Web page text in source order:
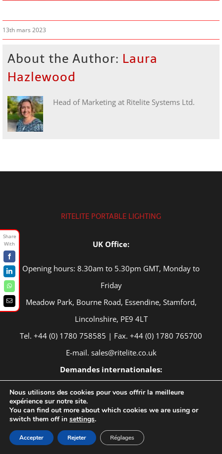
13th mars 2023
Facebook
LinkedIn
WhatsApp
Email
About the Author: Laura
Hazlewood
Head of Marketing at Ritelite Systems Ltd.
RITELITE PORTABLE LIGHTING
UK Office:
Opening hours: 8.30am to 5.30pm GMT, Monday to
Friday
Meadow Park, Bourne Road, Essendine, Stamford,
Lincolnshire, PE9 4LT
Tel. +44 (0) 1780 758585 | Fax. +44 (0) 1780 765700
E-mail. sales@ritelite.co.uk
Demandes internationales:
Tel. +49 (0) 1764 5822464
E-mail. export@ritelite.co.uk
Nous utilisons des cookies pour vous offrir la meilleure
expérience sur notre site.
You can find out more about which cookies we are using or
switch them off in settings.
Accepter Rejeter Réglages